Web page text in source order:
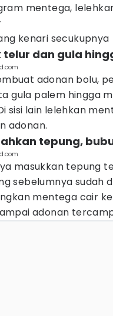
mentega,
kenari secukupnya
telur dan gula
adonan bolu,
gula palem hingga
sisi lain lelehkan
adonan.
tepung,
masukkan tepung
sebelumnya sudah
mentega cair
adonan